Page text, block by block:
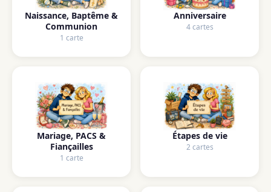
Naissance, Baptême &
Communion
1 carte
Anniversaire
4 cartes
Mariage, PACS &
Fiançailles
1 carte
Étapes de vie
2 cartes